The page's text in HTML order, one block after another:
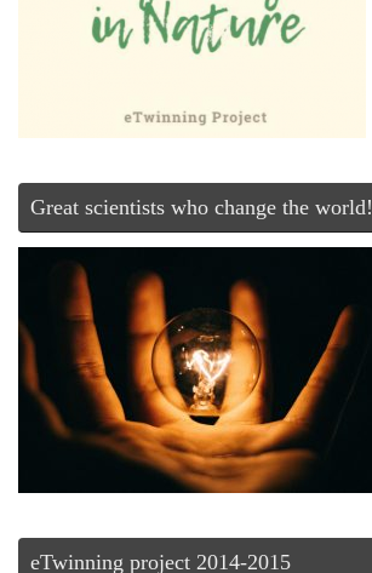
Great scientists who change the world!
eTwinning project 2014-2015